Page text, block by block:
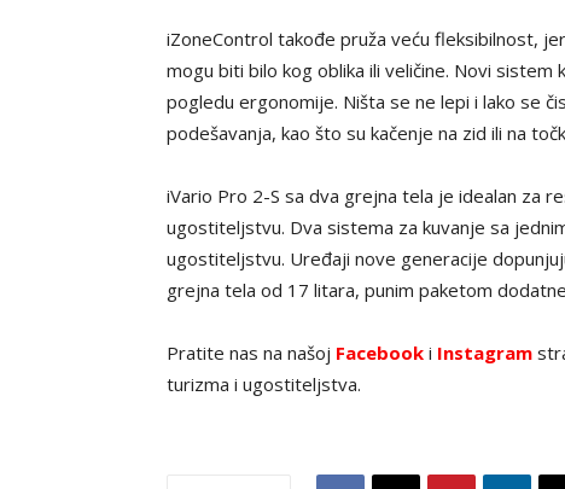
iZoneControl takođe pruža veću fleksibilnost,
mogu biti bilo kog oblika ili veličine. Novi
pogledu ergonomije. Ništa se ne lepi i lako se
podešavanja, kao što su kačenje na zid ili na
iVario Pro 2-S sa dva grejna tela je idealan za
ugostiteljstvu. Dva sistema za kuvanje sa
ugostiteljstvu. Uređaji nove generacije
grejna tela od 17 litara, punim paketom
Pratite nas na našoj Facebook i Instagram
turizma i ugostiteljstva.